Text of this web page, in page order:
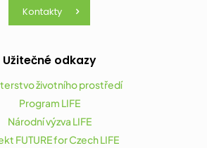
Kontakty
Užitečné odkazy
životního prostředí
Program LIFE
Národní výzva LIFE
FUTURE for Czech LIFE